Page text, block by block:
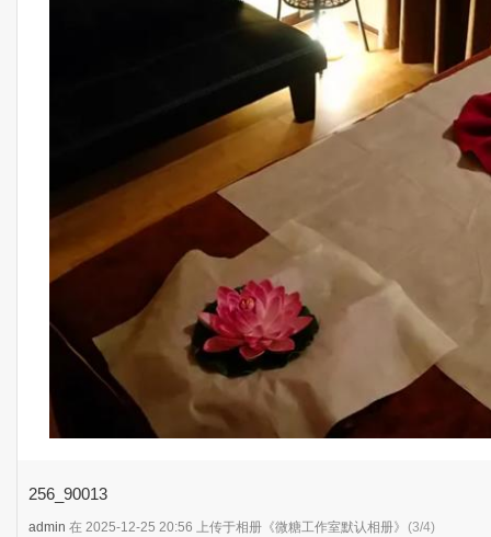
256_90013
admin 在 2025-12-25 20:56 上传于相册《微糖工作室默认相册》 (3/4)